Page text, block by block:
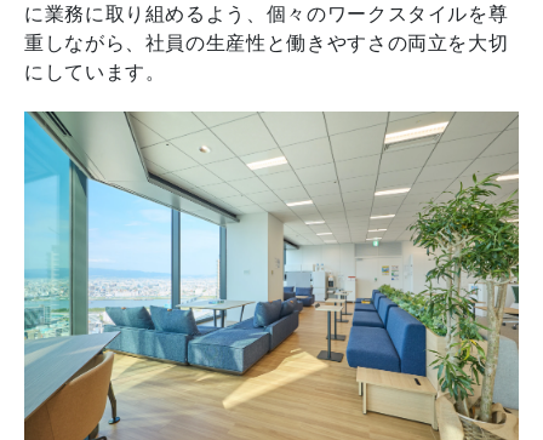
に業務に取り組めるよう、個々のワークスタイルを尊
重しながら、社員の生産性と働きやすさの両立を大切
にしています。